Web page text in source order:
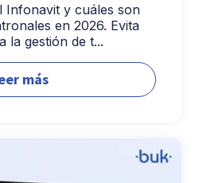
Infonavit y cuáles son
en 2026. Evita
la gestión de t...
más